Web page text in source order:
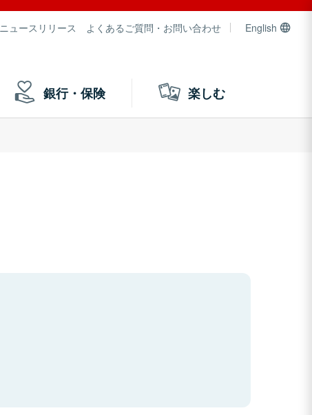
ニュースリリース よくあるご質問・お問い合わせ English
銀行・保険 楽しむ